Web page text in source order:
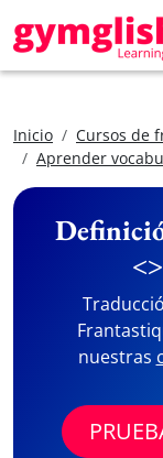
Inicio
Cursos de
Aprender
nuestras